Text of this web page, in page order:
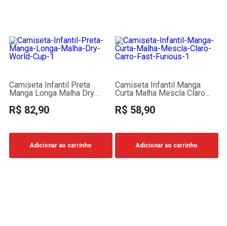
Camiseta Infantil Preta
Manga Longa Malha Dry
R$ 82,90
Adicionar ao carrinho
Camiseta Infantil Manga
Curta Malha Mescla Claro
R$ 58,90
Adicionar ao carrinho